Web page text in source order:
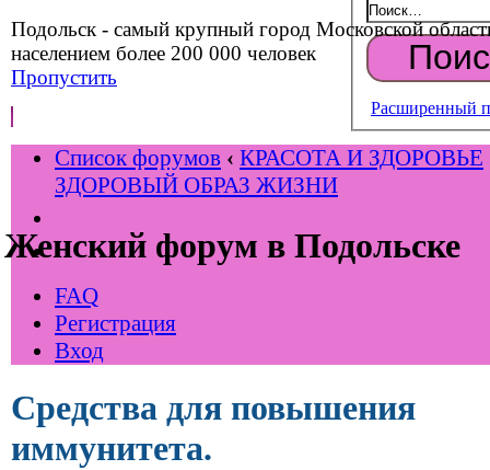
Подольск - самый крупный город Московской
населением более 200 000 человек
Пропустить
Женский форум в Подольске
Расширенный
Список форумов ‹ КРАСОТА И ЗДОРОВЬЕ
ЗДОРОВЫЙ ОБРАЗ ЖИЗНИ
FAQ
Регистрация
Вход
Средства для повышения
иммунитета.